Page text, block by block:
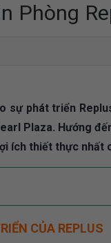
Phòng
sự phát triển
Plaza. Hướng
ích thiết thực nhất
CỦA REPLUS